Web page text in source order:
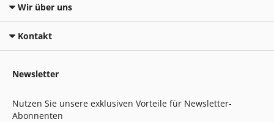
Wir über uns
Kontakt
Newsletter
Nutzen Sie unsere exklusiven Vorteile für Newsletter-
Abonnenten